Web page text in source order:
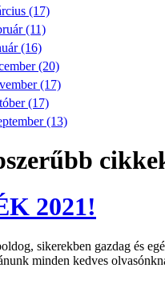
(17)
(11)
(16)
(20)
(17)
(17)
(13)
2021!
sikerekben gazdag és
minden kedves